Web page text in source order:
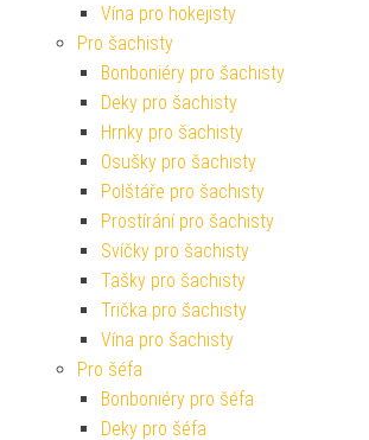
Vína pro hokejisty
Pro šachisty
Bonboniéry pro šachisty
Deky pro šachisty
Hrnky pro šachisty
Osušky pro šachisty
Polštáře pro šachisty
Prostírání pro šachisty
Svíčky pro šachisty
Tašky pro šachisty
Trička pro šachisty
Vína pro šachisty
Pro šéfa
Bonboniéry pro šéfa
Deky pro šéfa